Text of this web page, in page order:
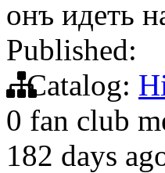
онъ идеть
Published:
Catalog:
0 fan club
182 days